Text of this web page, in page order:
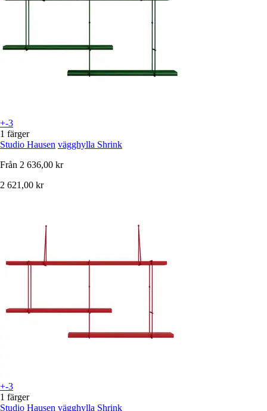
+-3
1 färger
Studio Hausen vägghylla Shrink
Från 2 636,00 kr
2 621,00 kr
+-3
1 färger
Studio Hausen vägghylla Shrink